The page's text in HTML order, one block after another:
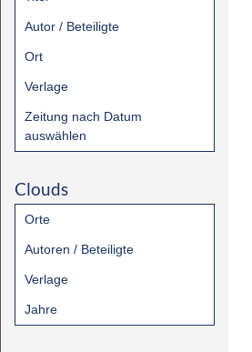
Autor / Beteiligte
Ort
Verlage
Zeitung nach Datum
auswählen
Clouds
Orte
Autoren / Beteiligte
Verlage
Jahre